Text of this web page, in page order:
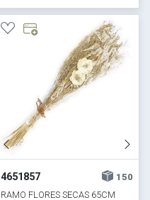
4651857
150
RAMO FLORES SECAS 65CM